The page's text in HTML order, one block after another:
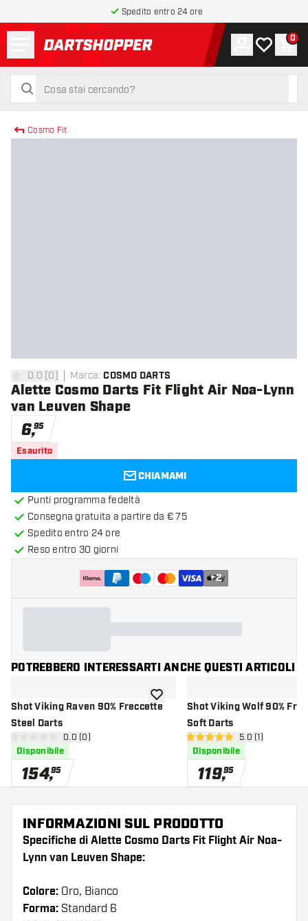
Spedito entro 24 ore
torna alla home page
cerca
cerca
Account
La mia0
Cosmo Fit
0 stelle di valutazione
0.0 [0] Marca: COSMO DARTS
Alette Cosmo Darts Fit Flight Air Noa-Lynn
van Leuven Shape
6,95
Esaurito
CHIAMAMI
Punti programma fedeltà
Consegna gratuita a partire da € 75
Spedito entro 24 ore
Reso entro 30 giorni
+2
POTREBBERO INTERESSARTI ANCHE QUESTI ARTICOLI
Shot Viking Raven 90% Freccette
Steel Darts
apri pannello recensioni
0 stelle di valutazione
0.0 (0)
Disponibile
154,95
aggiungi alla lista dei desideri
Shot Viking Wolf 90% Freccette
Soft Darts
apri pannello
5 stelle di valutazione
5.0 (1)
Disponibile
119,95
INFORMAZIONI SUL PRODOTTO
Specifiche di Alette Cosmo Darts Fit Flight Air Noa-
Lynn van Leuven Shape:
Colore: Oro, Bianco
Forma: Standard 6